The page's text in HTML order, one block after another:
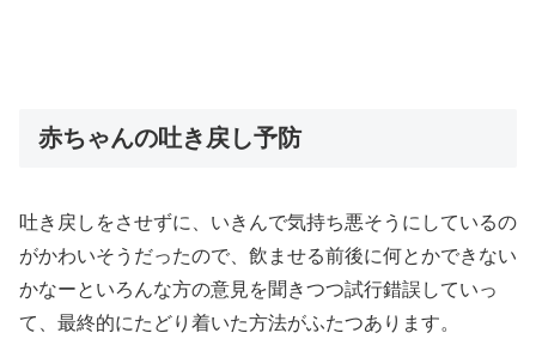
赤ちゃんの吐き戻し予防
吐き戻しをさせずに、いきんで気持ち悪そうにしているの
がかわいそうだったので、飲ませる前後に何とかできない
かなーといろんな方の意見を聞きつつ試行錯誤していっ
て、最終的にたどり着いた方法がふたつあります。